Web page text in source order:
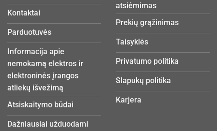
Kontaktai
Parduotuvės
Informacija apie
nemokamą elektros ir
elektroninės įrangos
atliekų išvežimą
Atsiskaitymo būdai
Dažniausiai užduodami
atsiėmimas
Prekių grąžinimas
Taisyklės
Privatumo politika
Slapukų politika
Karjera